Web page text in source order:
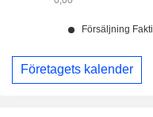
Företagets kalender